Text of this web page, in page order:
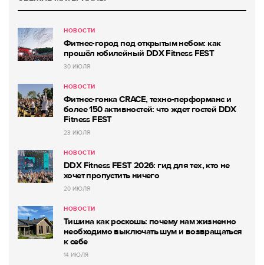
НОВОСТИ
Фитнес-город под открытым небом: как
прошёл юбилейный DDX Fitness FEST
30 ИЮЛЯ
НОВОСТИ
Фитнес-гонка CRACE, техно-перформанс и
более 150 активностей: что ждет гостей DDX
Fitness FEST
23 ИЮЛЯ
НОВОСТИ
DDX Fitness FEST 2026: гид для тех, кто не
хочет пропустить ничего
20 ИЮЛЯ
НОВОСТИ
Тишина как роскошь: почему нам жизненно
необходимо выключать шум и возвращаться
к себе
14 ИЮЛЯ